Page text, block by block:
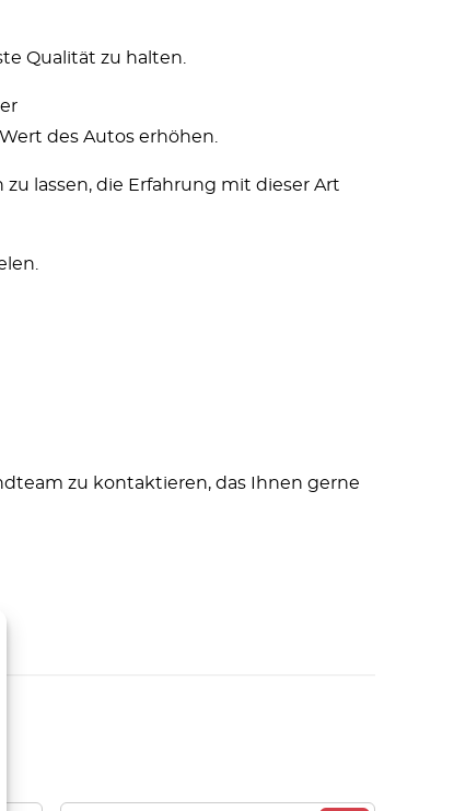
Qualität zu halten.
des Autos erhöhen.
lassen, die Erfahrung mit dieser Art
zu kontaktieren, das Ihnen gerne